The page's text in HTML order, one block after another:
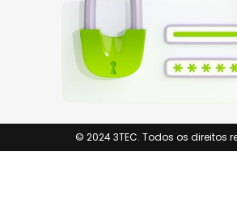
© 2024 3TEC. Todos os direitos